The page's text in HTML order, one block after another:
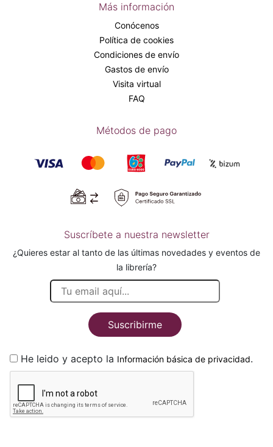
Más información
Conócenos
Política de cookies
Condiciones de envío
Gastos de envío
Visita virtual
FAQ
Métodos de pago
Suscríbete a nuestra newsletter
¿Quieres estar al tanto de las últimas novedades y eventos de
la librería?
Suscribirme
He leido y acepto la Información básica de privacidad.